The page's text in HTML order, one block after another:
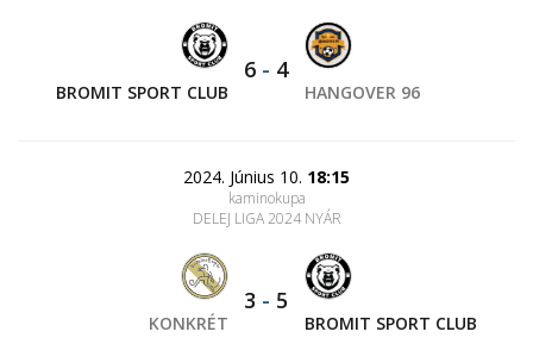
BROMIT SPORT CLUB
6 - 4
HANGOVER 96
2024. Június 10. 18:15
kaminokupa
DELEJ LIGA 2024 NYÁR
KONKRÉT
3 - 5
BROMIT SPORT CLUB